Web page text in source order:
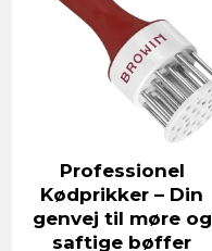
Professionel
Kødprikker – Din
genvej til møre og
saftige bøffer